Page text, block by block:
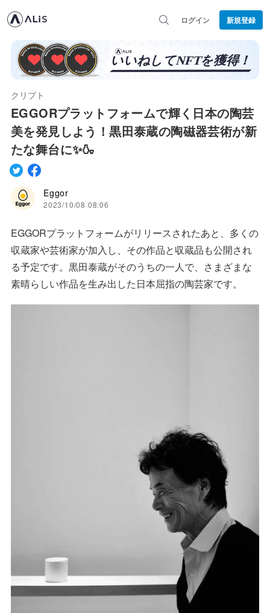
ログイン 新規登録
クリプト
EGGORプラットフォームで輝く日本の陶芸
美を発見しよう！黒田泰蔵の陶磁器芸術が新
たな舞台に✨🍶
Eggor
2023/10/08 08:06
EGGORプラットフォームがリリースされたあと、多くの
収蔵家や芸術家が加入し、その作品と収蔵品も公開され
る予定です。黒田泰蔵がそのうちの一人で、さまざまな
素晴らしい作品を生み出した日本屈指の陶芸家です。